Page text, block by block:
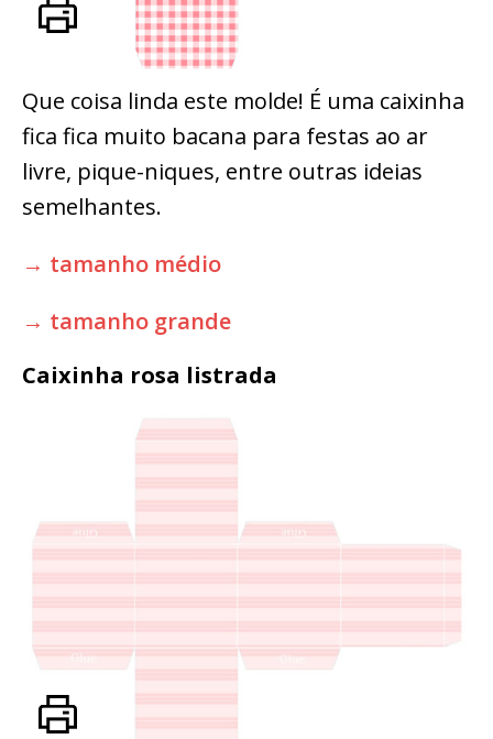
Que coisa linda este molde! É uma caixinha
fica fica muito bacana para festas ao ar
livre, pique-niques, entre outras ideias
semelhantes.
→ tamanho médio
→ tamanho grande
Caixinha rosa listrada